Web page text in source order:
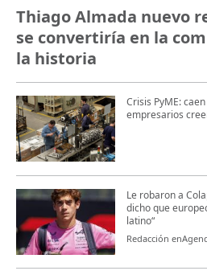
Thiago Almada nuevo
se convertiría en la
la historia
Crisis PyME:
empresarios
Le robaron a
dicho que
latino“
Redacción